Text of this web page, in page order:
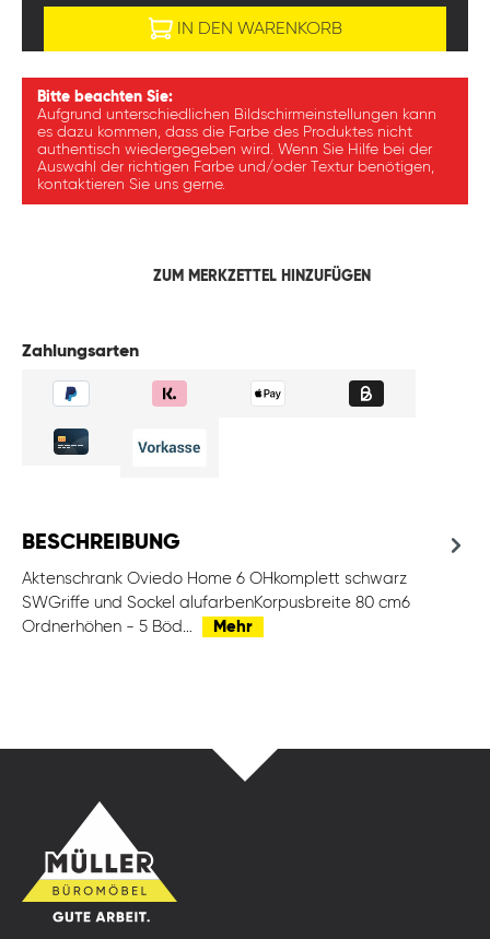
IN DEN WARENKORB
Bitte beachten Sie:
Aufgrund unterschiedlichen Bildschirmeinstellungen kann
es dazu kommen, dass die Farbe des Produktes nicht
authentisch wiedergegeben wird. Wenn Sie Hilfe bei der
Auswahl der richtigen Farbe und/oder Textur benötigen,
kontaktieren Sie uns gerne.
ZUM MERKZETTEL HINZUFÜGEN
Zahlungsarten
BESCHREIBUNG
Aktenschrank Oviedo Home 6 OHkomplett schwarz
SWGriffe und Sockel alufarbenKorpusbreite 80 cm6
Ordnerhöhen - 5 Böd…
Mehr